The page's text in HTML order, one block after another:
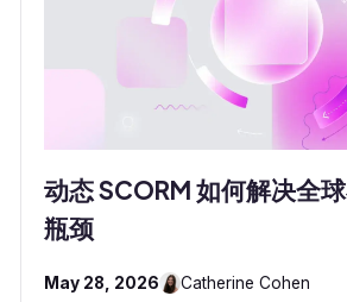
动态 SCORM 如何解决全
瓶颈
May 28, 2026 Catherine Cohen